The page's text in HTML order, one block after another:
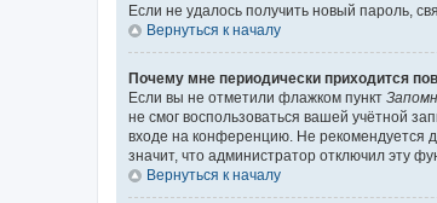
Если не удалось получить новый пароль,
Вернуться к началу
Почему мне периодически приходится
Если вы не отметили флажком пункт
не смог воспользоваться вашей учётной
входе на конференцию. Не рекомендуется
значит, что администратор отключил эту
Вернуться к началу